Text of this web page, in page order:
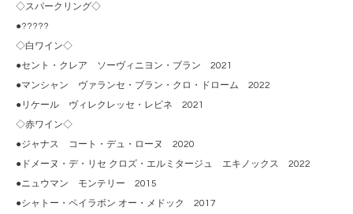
◇スパークリング◇
●?????
◇白ワイン◇
●セント・クレア ソーヴィニヨン・ブラン 2021
●マンシャン ヴァランセ・ブラン・クロ・ドローム 2022
●リケール ヴィレクレッセ・レピネ 2021
◇赤ワイン◇
●ジャナス コート・デュ・ローヌ 2020
●ドメーヌ・デ・リセ クロズ・エルミタージュ エキノックス 2022
●ニュウマン モンテリー 2015
●シャトー・ペイラボン オー・メドック 2017